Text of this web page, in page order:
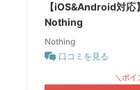
【iOS&Android対応
Nothing
Nothing
口コミを見る
＼ポイ